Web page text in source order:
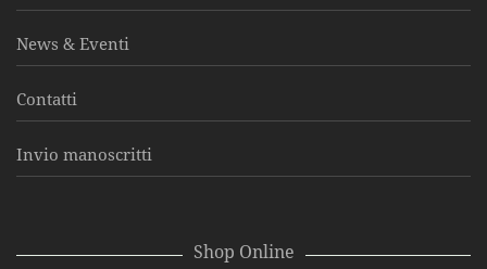
News & Eventi
Contatti
Invio manoscritti
Shop Online